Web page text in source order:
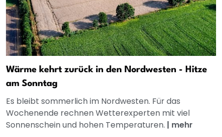
Wärme kehrt zurück in den Nordwesten - Hitze
am Sonntag
Es bleibt sommerlich im Nordwesten. Für das
Wochenende rechnen Wetterexperten mit viel
Sonnenschein und hohen Temperaturen. | mehr